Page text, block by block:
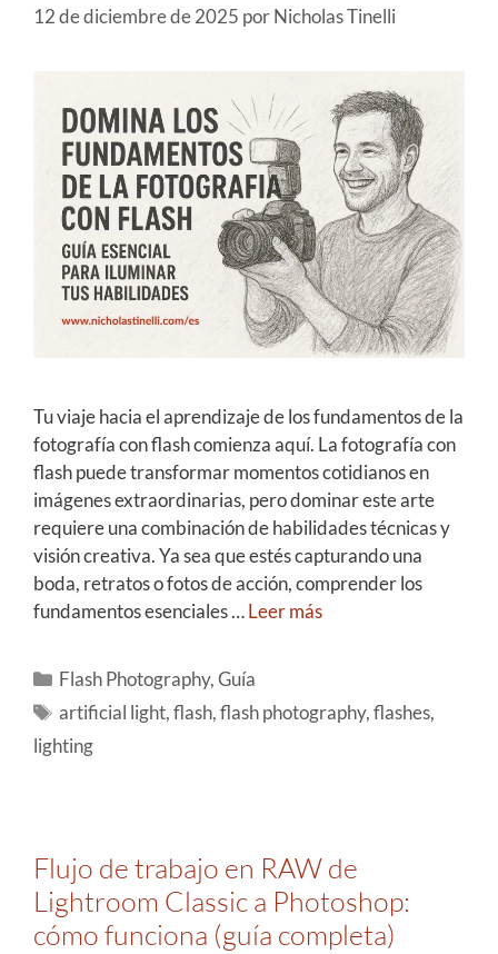
12 de diciembre de 2025 porNicholas Tinelli
Tu viaje hacia el aprendizaje de los fundamentos de la
fotografía con flash comienza aquí. La fotografía con
flash puede transformar momentos cotidianos en
imágenes extraordinarias, pero dominar este arte
requiere una combinación de habilidades técnicas y
visión creativa. Ya sea que estés capturando una
boda, retratos o fotos de acción, comprender los
fundamentos esenciales …Leer más
Flash Photography,Guía
artificial light,flash,flash photography,flashes,
lighting
Flujo de trabajo en RAW de
Lightroom Classic a Photoshop:
cómo funciona (guía completa)